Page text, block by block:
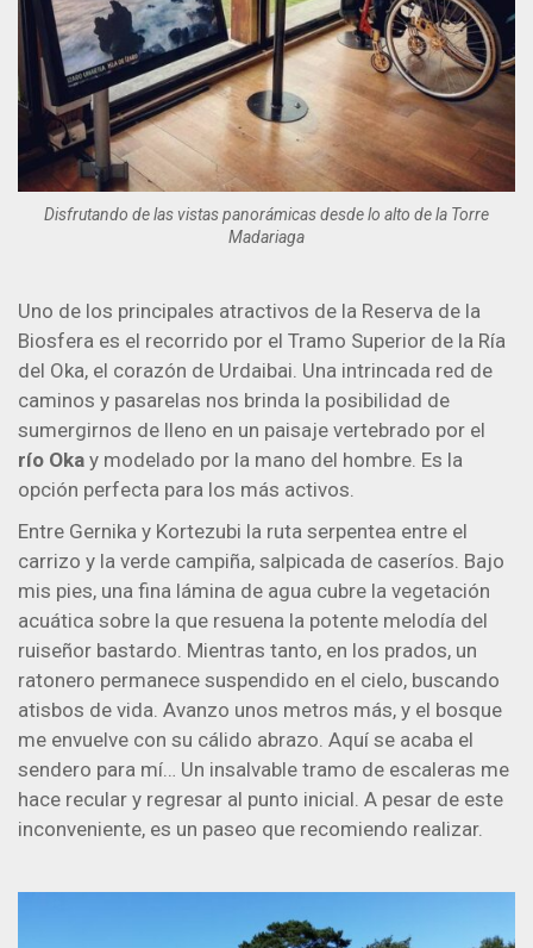
Disfrutando de las vistas panorámicas desde lo alto de la Torre
Madariaga
Uno de los principales atractivos de la Reserva de la
Biosfera es el recorrido por el Tramo Superior de la Ría
del Oka, el corazón de Urdaibai. Una intrincada red de
caminos y pasarelas nos brinda la posibilidad de
sumergirnos de lleno en un paisaje vertebrado por el
río Oka y modelado por la mano del hombre. Es la
opción perfecta para los más activos.
Entre Gernika y Kortezubi la ruta serpentea entre el
carrizo y la verde campiña, salpicada de caseríos. Bajo
mis pies, una fina lámina de agua cubre la vegetación
acuática sobre la que resuena la potente melodía del
ruiseñor bastardo. Mientras tanto, en los prados, un
ratonero permanece suspendido en el cielo, buscando
atisbos de vida. Avanzo unos metros más, y el bosque
me envuelve con su cálido abrazo. Aquí se acaba el
sendero para mí… Un insalvable tramo de escaleras me
hace recular y regresar al punto inicial. A pesar de este
inconveniente, es un paseo que recomiendo realizar.